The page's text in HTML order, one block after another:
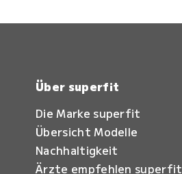
Über superfit
Die Marke superfit
Übersicht Modelle
Nachhaltigkeit
Ärzte empfehlen superfit